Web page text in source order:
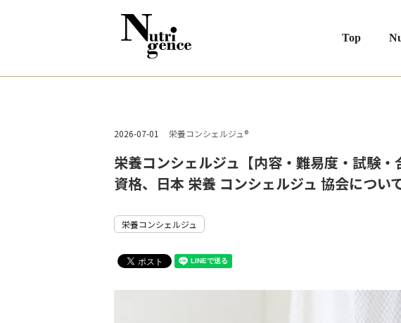
Top
2026-07-01 栄養コンシェルジュ®
栄養コンシェルジュ【内容・難易度・試験
資格、日本 栄養 コンシェルジュ 協会につい
栄養コンシェルジュ